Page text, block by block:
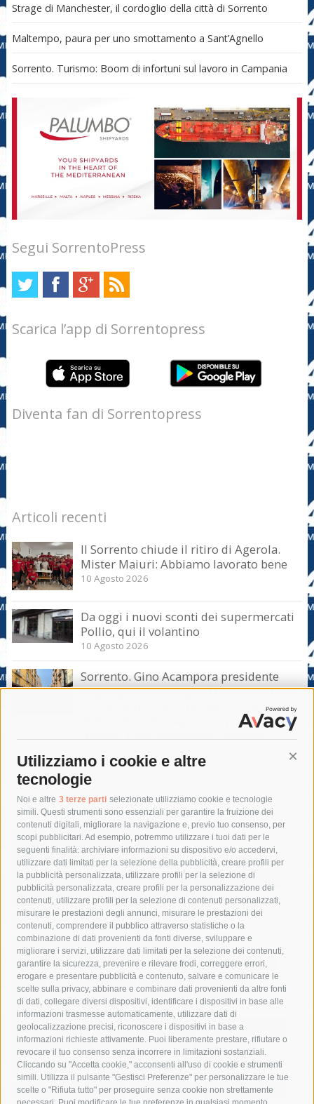
Utilizziamo i cookie e altre
tecnologie
Noi e altre 3 terze parti selezionate utilizziamo cookie e tecnologie
simili. Questi strumenti sono essenziali per garantire la fruizione dei
contenuti digitali, migliorare la navigazione e, previo tuo consenso, per
scopi pubblicitari. Ad esempio, potremmo utilizzare i tuoi dati per le
seguenti finalità: archiviare informazioni su dispositivo e/o accedervi,
utilizzare dati limitati per la selezione della pubblicità, creare profili per
la pubblicità personalizzata, utilizzare profili per la selezione di
pubblicità personalizzata, creare profili per la personalizzazione dei
contenuti, utilizzare profili per la selezione di contenuti personalizzati,
misurare le prestazioni degli annunci, misurare le prestazioni dei
contenuti, comprendere il pubblico attraverso statistiche o la
combinazione di dati provenienti da fonti diverse, sviluppare e
migliorare i servizi, utilizzare dati limitati per la selezione dei contenuti,
garantire la sicurezza, prevenire e rilevare frodi, correggere errori,
erogare e presentare pubblicità e contenuto, salvare e comunicare le
scelte sulla privacy, abbinare e combinare dati provenienti da altre fonti
di dati, collegare diversi dispositivi, identificare i dispositivi in base alle
informazioni trasmesse automaticamente, utilizzare dati di
geolocalizzazione precisi, riconoscere i dispositivi in base a
informazioni richieste attivamente. Puoi liberamente prestare, rifiutare o
revocare il tuo consenso senza incorrere in limitazioni sostanziali.
Cliccando su "Accetta cookie," acconsenti all'uso di cookie e strumenti
simili. Utilizza il pulsante "Gestisci Preferenze" per personalizzare le tue
scelte o "Rifiuta tutto" per proseguire senza cookie non strettamente
Strage di Manchester, il cordoglio della città di Sorrento
Maltempo, paura per uno smottamento a Sant’Agnello
Sorrento. Turismo: Boom di infortuni sul lavoro in Campania
Segui SorrentoPress
Scarica l’app di Sorrentopress
Diventa fan di Sorrentopress
Articoli recenti
Il Sorrento chiude il ritiro di Agerola.
Mister Maiuri: Abbiamo lavorato bene
10 Agosto 2026
Da oggi i nuovi sconti dei supermercati
Pollio, qui il volantino
10 Agosto 2026
Sorrento. Gino Acampora presidente
degli agenti di viaggio: Turismo in linea
con gli anni scorsi ma calo nel clou
dell’estate, a Ferragosto si punta sul last
minute. Bene settembre e ottobre
Tag
acqua allerta meteo
anas
area marina protetta di punta campanella
arresto
Asl Napoli 3 sud
capitaneria di porto capri
carabinieri
castellammare di stabia
circumvesuviana
comune di sorrento
concerto
contagi
costiera amalfitana
covid-19 eav
elezioni
fondazione sorrento
gori guardia costiera
incidente
lavori
lorenzo balducelli mare
massa lubrense
massimo coppola
Meta napoli
ordinanza
penisola sorrentina
piano di sorrento
polizia municipale
protezione civile
Regione Campania
sant'agnello
sindaco cuomo
sorrento studenti temporali
treni
turismo
Vico Equense villa fiorentino vincenzo de luca